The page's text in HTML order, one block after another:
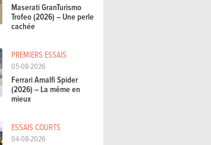
Maserati GranTurismo
Trofeo (2026) – Une perle
cachée
PREMIERS ESSAIS
05-08-2026
Ferrari Amalfi Spider
(2026) – La même en
mieux
ESSAIS COURTS
04-08-2026